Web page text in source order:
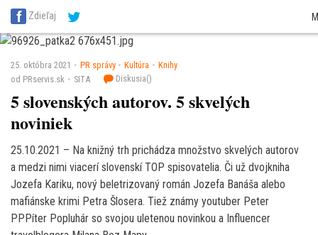
SITA Energetika
SITA Reality
SITA Školstvo
Zdieľaj
25. októbra 2021 PR správy Kultúra
Knihy
od PRservis.sk
SITA Diskusia()
5 slovenských autorov. 5 skvelých
noviniek
25.10.2021 – Na knižný trh prichádza množstvo skvelých autorov
a medzi nimi viacerí slovenskí TOP spisovatelia. Či už dvojkniha
Jozefa Kariku, nový beletrizovaný román Jozefa Banáša alebo
mafiánske krimi Petra Šlosera. Tiež známy youtuber Peter
PPPíter Popluhár so svojou uletenou novinkou a Influencer